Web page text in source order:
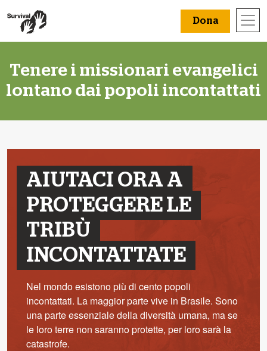
Dona
Tenere i missionari evangelici
lontano dai popoli incontattati
AIUTACI ORA A
PROTEGGERE LE
TRIBÙ
INCONTATTATE
Nel mondo esistono più di cento popoli
incontattati. La maggior parte vive in Brasile. Sono
una parte essenziale della diversità umana, ma se
le loro terre non saranno protette, per loro sarà la
catastrofe.